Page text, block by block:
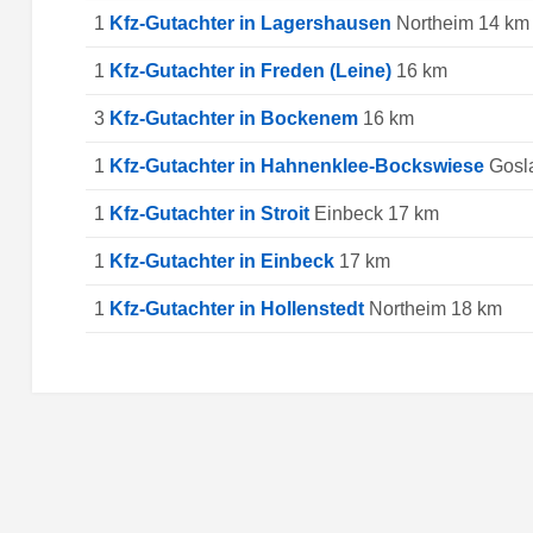
1 Kfz-Gutachter in Lagershausen Northeim 14 km
1 Kfz-Gutachter in Freden (Leine)16 km
3 Kfz-Gutachter in Bockenem16 km
1 Kfz-Gutachter in Hahnenklee-Bockswiese
1 Kfz-Gutachter in StroitEinbeck 17 km
1 Kfz-Gutachter in Einbeck17 km
1 Kfz-Gutachter in HollenstedtNortheim 18 km